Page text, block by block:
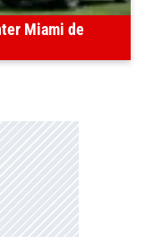
Miami de